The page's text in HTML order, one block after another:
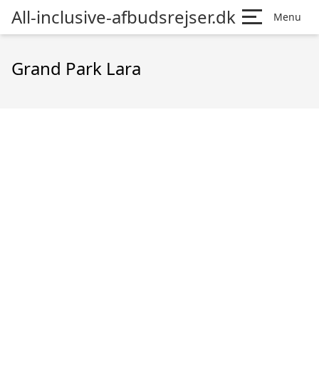
All-inclusive-afbudsrejser.dk Menu
Grand Park Lara